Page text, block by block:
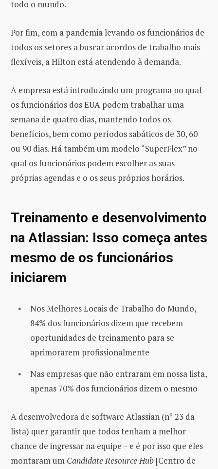
todo o mundo.
Por fim, com a pandemia levando os funcionários de
todos os setores a buscar acordos de trabalho mais
flexíveis, a Hilton está atendendo à demanda.
A empresa está introduzindo um programa no qual
os funcionários dos EUA podem trabalhar uma
semana de quatro dias, mantendo todos os
benefícios, bem como períodos sabáticos de 30, 60
ou 90 dias. Há também um modelo “SuperFlex” no
qual os funcionários podem escolher as suas
próprias agendas e o os seus próprios horários.
Treinamento e desenvolvimento
na Atlassian: Isso começa antes
mesmo de os funcionários
iniciarem
Nos Melhores Locais de Trabalho do Mundo,
84% dos funcionários dizem que recebem
oportunidades de treinamento para se
aprimorarem profissionalmente
Nas empresas que não entraram em nossa lista,
apenas 70% dos funcionários dizem o mesmo
A desenvolvedora de software Atlassian (nº 23 da
lista) quer garantir que todos tenham a melhor
chance de ingressar na equipe – e é por isso que eles
montaram um Candidate Resource Hub [Centro de